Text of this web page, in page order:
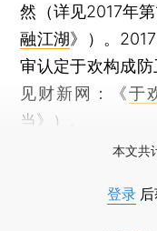
然（详见2017年
融江湖》）。
审认定于欢构成
见财新网：《于
当》）。
本文共
登录